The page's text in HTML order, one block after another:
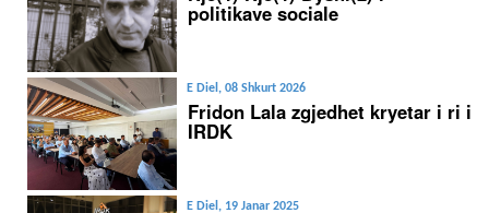
politikave sociale
E Diel, 08 Shkurt 2026
Fridon Lala zgjedhet kryetar i ri i
IRDK
E Diel, 19 Janar 2025